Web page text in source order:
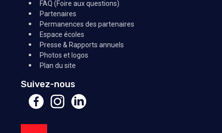
FAQ (Foire aux questions)
Partenaires
Permanences des partenaires
Espace écoles
Presse & Rapports annuels
Photos et logos
Plan du site
Suivez-nous